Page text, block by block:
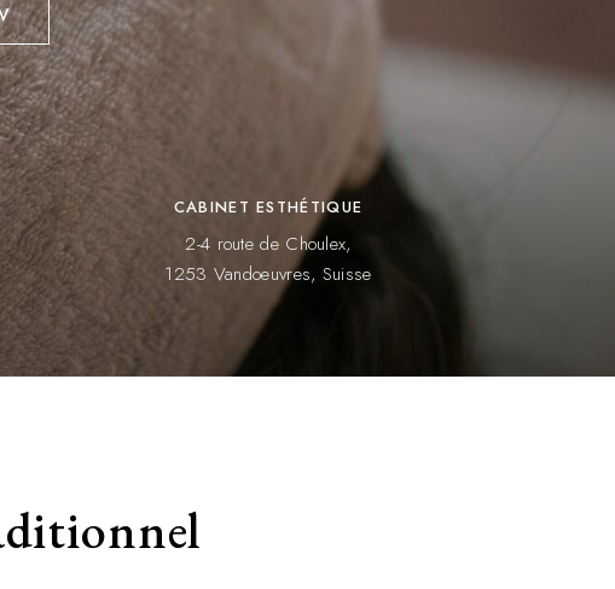
CABINET ESTHÉTIQUE
2-4 route de Choulex,
1253 Vandoeuvres, Suisse